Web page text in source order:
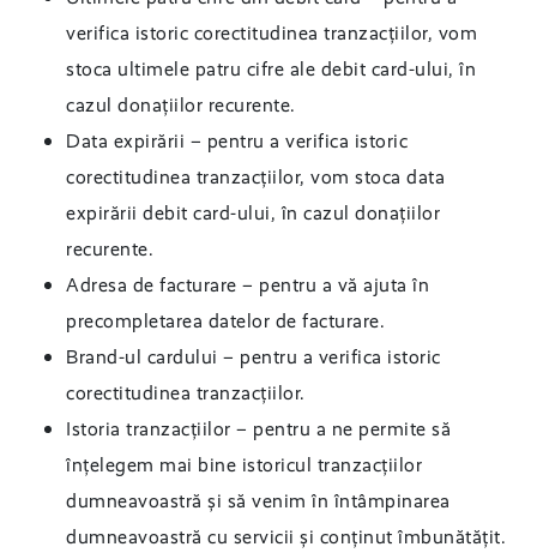
verifica istoric corectitudinea tranzacțiilor, vom
stoca ultimele patru cifre ale debit card-ului, în
cazul donațiilor recurente.
Data expirării – pentru a verifica istoric
corectitudinea tranzacțiilor, vom stoca data
expirării debit card-ului, în cazul donațiilor
recurente.
Adresa de facturare – pentru a vă ajuta în
precompletarea datelor de facturare.
Brand-ul cardului – pentru a verifica istoric
corectitudinea tranzacțiilor.
Istoria tranzacțiilor – pentru a ne permite să
înțelegem mai bine istoricul tranzacțiilor
dumneavoastră și să venim în întâmpinarea
dumneavoastră cu servicii și conținut îmbunătățit.